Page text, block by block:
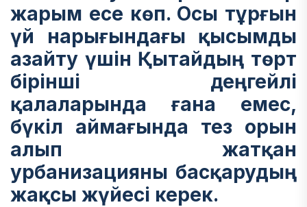
жарым есе көп. Осы тұрғын
үй нарығындағы қысымды
азайту үшін Қытайдың төрт
бірінші деңгейлі
қалаларында ғана емес,
бүкіл аймағында тез орын
алып жатқан
урбанизацияны басқарудың
жақсы жүйесі керек.